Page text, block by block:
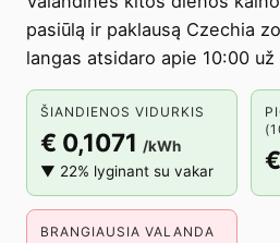
pasiūlą ir paklausą Czechia
langas atsidaro apie 10:00
ŠIANDIENOS VIDURKIS
€ 0,1071 /kWh
▼ 22% lyginant su vakar
BRANGIAUSIA VALANDA